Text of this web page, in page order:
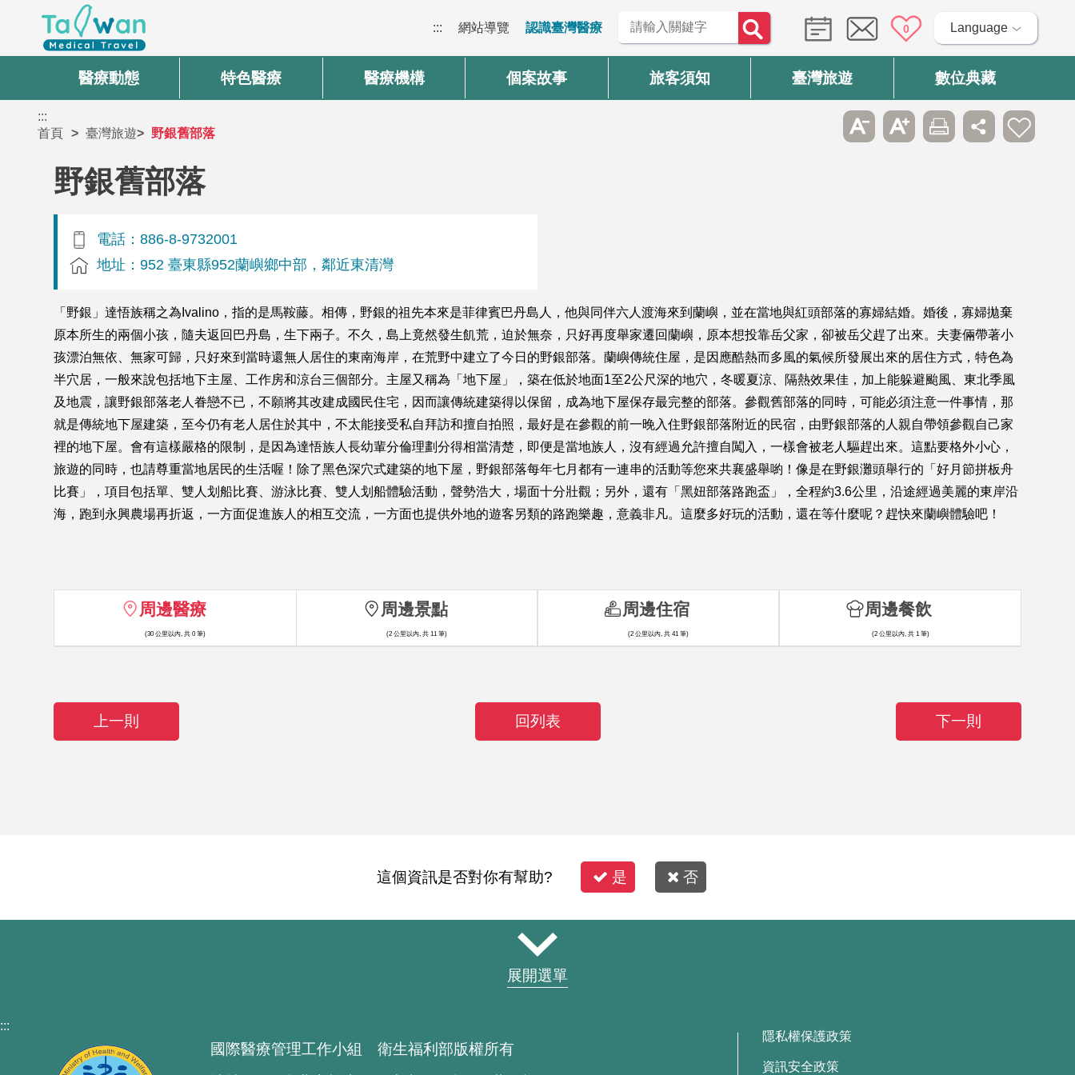
::: 網站導覽 認識臺灣醫療 0 Language
醫療動態 特色醫療 醫療機構 個案故事 旅客須知 臺灣旅遊 數位典藏
:::
首頁
臺灣旅遊 野銀舊部落
野銀舊部落
電話：886-8-9732001
地址：952 臺東縣952蘭嶼鄉中部，鄰近東清灣
「野銀」達悟族稱之為Ivalino，指的是馬鞍藤。相傳，野銀的祖先本來是菲律賓巴丹島人，他與同伴六人渡海來到蘭嶼，並在當地與紅頭部落的寡婦結婚。婚後，寡婦拋棄
原本所生的兩個小孩，隨夫返回巴丹島，生下兩子。不久，島上竟然發生飢荒，迫於無奈，只好再度舉家遷回蘭嶼，原本想投靠岳父家，卻被岳父趕了出來。夫妻倆帶著小
孩漂泊無依、無家可歸，只好來到當時還無人居住的東南海岸，在荒野中建立了今日的野銀部落。蘭嶼傳統住屋，是因應酷熱而多風的氣候所發展出來的居住方式，特色為
半穴居，一般來說包括地下主屋、工作房和涼台三個部分。主屋又稱為「地下屋」，築在低於地面1至2公尺深的地穴，冬暖夏涼、隔熱效果佳，加上能躲避颱風、東北季風
及地震，讓野銀部落老人眷戀不已，不願將其改建成國民住宅，因而讓傳統建築得以保留，成為地下屋保存最完整的部落。參觀舊部落的同時，可能必須注意一件事情，那
就是傳統地下屋建築，至今仍有老人居住於其中，不太能接受私自拜訪和擅自拍照，最好是在參觀的前一晚入住野銀部落附近的民宿，由野銀部落的人親自帶領參觀自己家
裡的地下屋。會有這樣嚴格的限制，是因為達悟族人長幼輩分倫理劃分得相當清楚，即便是當地族人，沒有經過允許擅自闖入，一樣會被老人驅趕出來。這點要格外小心，
旅遊的同時，也請尊重當地居民的生活喔！除了黑色深穴式建築的地下屋，野銀部落每年七月都有一連串的活動等您來共襄盛舉喲！像是在野銀灘頭舉行的「好月節拼板舟
比賽」，項目包括單、雙人划船比賽、游泳比賽、雙人划船體驗活動，聲勢浩大，場面十分壯觀；另外，還有「黑妞部落路跑盃」，全程約3.6公里，沿途經過美麗的東岸沿
海，跑到永興農場再折返，一方面促進族人的相互交流，一方面也提供外地的遊客另類的路跑樂趣，意義非凡。這麼多好玩的活動，還在等什麼呢？趕快來蘭嶼體驗吧！
周邊醫療
(30 公里以內, 共 0 筆)
周邊景點
(2 公里以內, 共 11 筆)
周邊住宿
(2 公里以內, 共 41 筆)
周邊餐飲
(2 公里以內, 共 1 筆)
上一則 回列表 下一則
這個資訊是否對你有幫助? 是 否
展開選單
:::
國際醫療管理工作小組 衛生福利部版權所有
隱私權保護政策
資訊安全政策